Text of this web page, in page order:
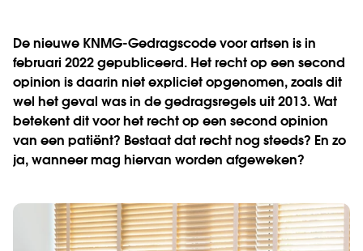
De nieuwe KNMG-Gedragscode voor artsen is in
februari 2022 gepubliceerd. Het recht op een second
opinion is daarin niet expliciet opgenomen, zoals dit
wel het geval was in de gedragsregels uit 2013. Wat
betekent dit voor het recht op een second opinion
van een patiënt? Bestaat dat recht nog steeds? En zo
ja, wanneer mag hiervan worden afgeweken?